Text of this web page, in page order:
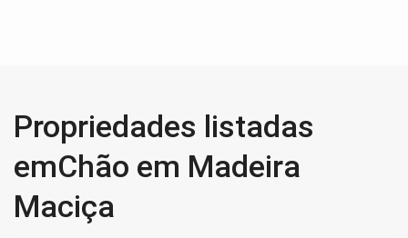
Propriedades listadas
emChão em Madeira
Maciça